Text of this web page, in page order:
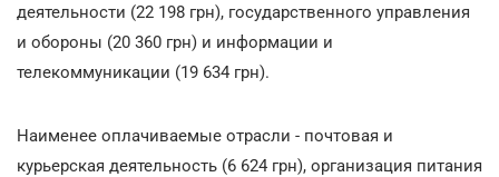
деятельности (22 198 грн), государственного управления
и обороны (20 360 грн) и информации и
телекоммуникации (19 634 грн).
Наименее оплачиваемые отрасли - почтовая и
курьерская деятельность (6 624 грн), организация питания